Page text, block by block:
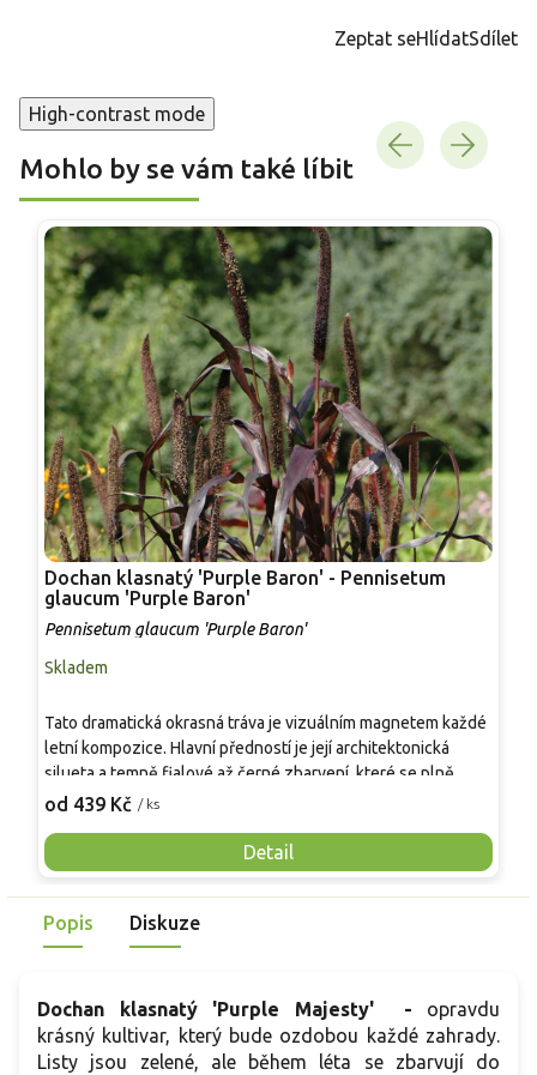
Zeptat seHlídatSdílet
High-contrast mode
Mohlo by se vám také líbit
Dochan klasnatý 'Purple Baron' - Pennisetum
glaucum 'Purple Baron'
Pennisetum glaucum 'Purple Baron'
Skladem
od 439 Kč / ks
Detail
Tato dramatická okrasná tráva je vizuálním magnetem každé
letní kompozice. Hlavní předností je její architektonická
silueta a temně fialové až černé zbarvení, které se plně
rozvine pouze na přímém slunci. Rostlina dorůstá výšky až 1
orobinec, které jsou rovněž sytě tmavé. Jako tropická
letnička sice nepřežije naše mrazy, ale díky svému rychlému
růstu se během jediné sezóny stane dominantním prvkem.
Je to ideální volba pro vytvoření vertikálního ohniska ve
velkých nádobách nebo jako kontrastní pozadí pro zářivě
a
Popis Diskuze
Dochan klasnatý 'Purple Majesty' - opravdu
krásný kultivar, který bude ozdobou každé zahrady.
Listy jsou zelené, ale během léta se zbarvují do